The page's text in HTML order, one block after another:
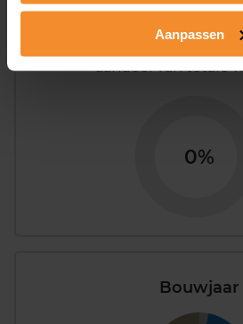
Aanpassen
aandeel van totale
0%
Bouwjaar